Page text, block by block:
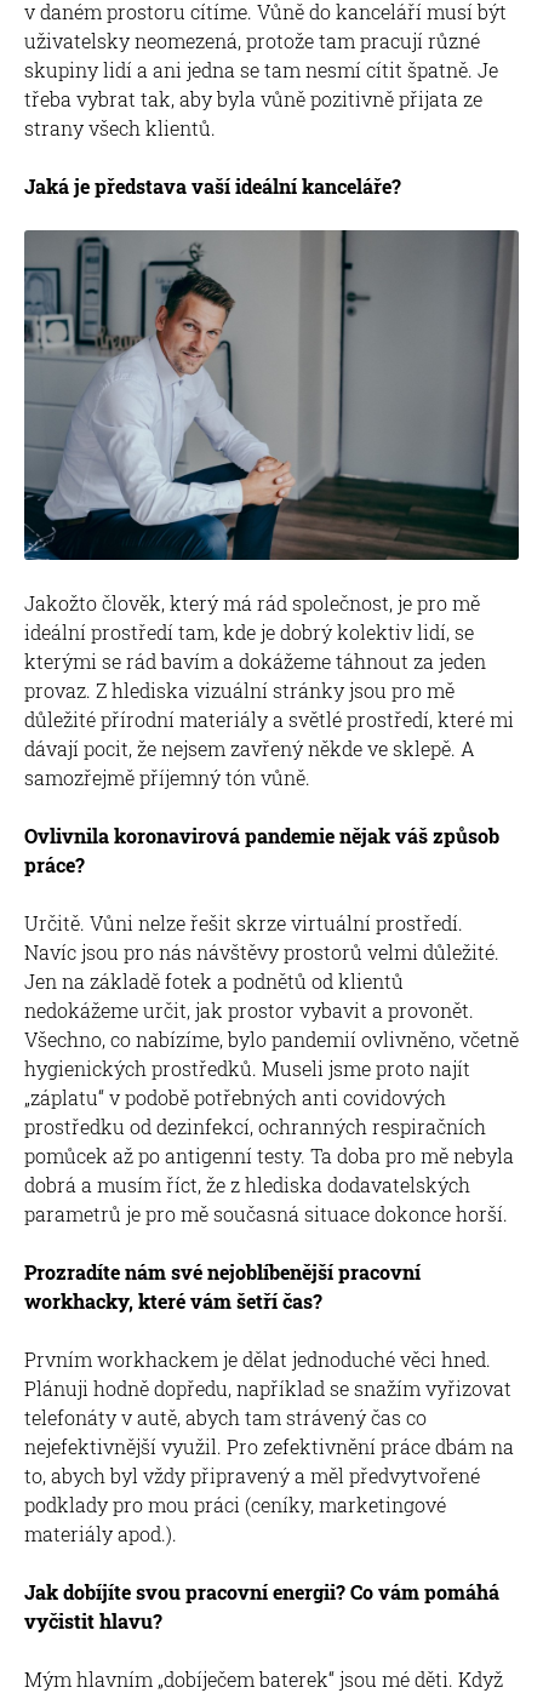
v daném prostoru cítíme. Vůně do kanceláří musí být
uživatelsky neomezená, protože tam pracují různé
skupiny lidí a ani jedna se tam nesmí cítit špatně. Je
třeba vybrat tak, aby byla vůně pozitivně přijata ze
strany všech klientů.
Jaká je představa vaší ideální kanceláře?
Jakožto člověk, který má rád společnost, je pro mě
ideální prostředí tam, kde je dobrý kolektiv lidí, se
kterými se rád bavím a dokážeme táhnout za jeden
provaz. Z hlediska vizuální stránky jsou pro mě
důležité přírodní materiály a světlé prostředí, které mi
dávají pocit, že nejsem zavřený někde ve sklepě. A
samozřejmě příjemný tón vůně.
Ovlivnila koronavirová pandemie nějak váš způsob
práce?
Určitě. Vůni nelze řešit skrze virtuální prostředí.
Navíc jsou pro nás návštěvy prostorů velmi důležité.
Jen na základě fotek a podnětů od klientů
nedokážeme určit, jak prostor vybavit a provonět.
Všechno, co nabízíme, bylo pandemií ovlivněno, včetně
hygienických prostředků. Museli jsme proto najít
„záplatu“ v podobě potřebných anti covidových
prostředku od dezinfekcí, ochranných respiračních
pomůcek až po antigenní testy. Ta doba pro mě nebyla
dobrá a musím říct, že z hlediska dodavatelských
parametrů je pro mě současná situace dokonce horší.
Prozradíte nám své nejoblíbenější pracovní
workhacky, které vám šetří čas?
Prvním workhackem je dělat jednoduché věci hned.
Plánuji hodně dopředu, například se snažím vyřizovat
telefonáty v autě, abych tam strávený čas co
nejefektivnější využil. Pro zefektivnění práce dbám na
to, abych byl vždy připravený a měl předvytvořené
podklady pro mou práci (ceníky, marketingové
materiály apod.).
Jak dobíjíte svou pracovní energii? Co vám pomáhá
vyčistit hlavu?
Mým hlavním „dobíječem baterek“ jsou mé děti. Když